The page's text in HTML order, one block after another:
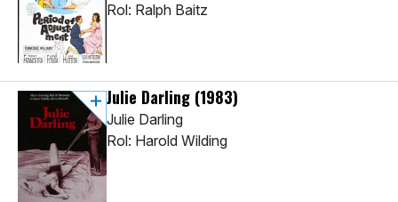
Rol: Ralph Baitz
Julie Darling (1983)
Julie Darling
Rol: Harold Wilding